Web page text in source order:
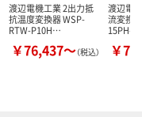
渡辺電機工業 2出力抵
抗温度変換器 WSP-
RTW-P10H…
￥76,437～（税込）
渡辺電
流変換
15PH-D
￥